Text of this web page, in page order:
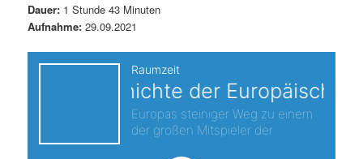
i
n
p
g
Dauer: 1 Stunde 43 Minuten
Aufnahme: 29.09.2021